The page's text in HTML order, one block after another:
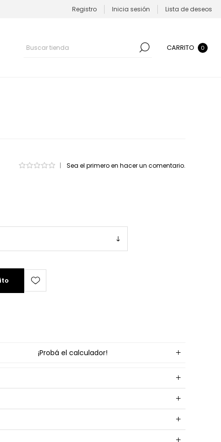
Registro Inicia sesión Lista de deseos
CARRITO 0
| Sea el primero en hacer un comentario.
¡Probá el calculador!